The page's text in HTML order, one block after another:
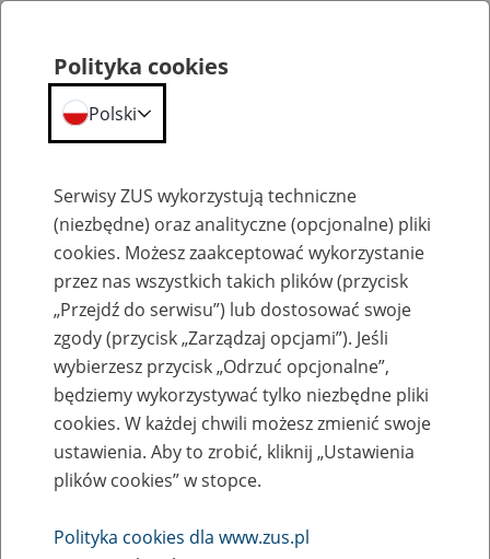
Szkolenia
Zaproś ZUS do siebie - zakładanie profili
eZUS w siedzibie Twojej firmy
Rodzaj wydarzenia
Polityka cookies
Polski
Serwisy ZUS wykorzystują techniczne
(niezbędne) oraz analityczne (opcjonalne) pliki
cookies. Możesz zaakceptować wykorzystanie
przez nas wszystkich takich plików (przycisk
„Przejdź do serwisu”) lub dostosować swoje
zgody (przycisk „Zarządzaj opcjami”). Jeśli
wybierzesz przycisk „Odrzuć opcjonalne”,
będziemy wykorzystywać tylko niezbędne pliki
cookies. W każdej chwili możesz zmienić swoje
ustawienia. Aby to zrobić, kliknij „Ustawienia
plików cookies” w stopce.
Polityka cookies dla www.zus.pl